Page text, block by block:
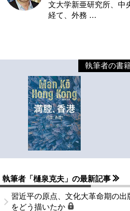
文大学新亜研究所、中
経て、外務 …
執筆者の書
執筆者「樋泉克夫」の最新記事
習近平の原点、文化大革命期の出
をどう描いたか